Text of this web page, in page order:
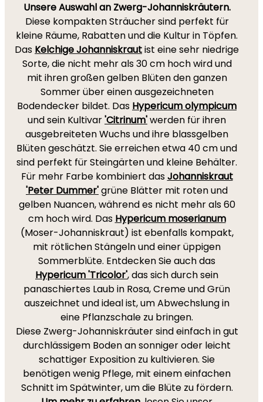
Unsere Auswahl an Zwerg-Johanniskräutern.
Diese kompakten Sträucher sind perfekt für
kleine Räume, Rabatten und die Kultur in Töpfen.
Das Kelchige Johanniskrautist eine sehr niedrige
Sorte, die nicht mehr als 30 cm hoch wird und
mit ihren großen gelben Blüten den ganzen
Sommer über einen ausgezeichneten
Bodendecker bildet. Das Hypericum olympicum
und sein Kultivar'Citrinum'werden für ihren
ausgebreiteten Wuchs und ihre blassgelben
Blüten geschätzt. Sie erreichen etwa 40 cm und
sind perfekt für Steingärten und kleine Behälter.
Für mehr Farbe kombiniert dasJohanniskraut
'Peter Dummer'grüne Blätter mit roten und
gelben Nuancen, während es nicht mehr als 60
cm hoch wird. Das Hypericum moserianum
(Moser-Johanniskraut) ist ebenfalls kompakt,
mit rötlichen Stängeln und einer üppigen
Sommerblüte. Entdecken Sie auch das
Hypericum 'Tricolor', das sich durch sein
panaschiertes Laub in Rosa, Creme und Grün
auszeichnet und ideal ist, um Abwechslung in
eine Pflanzschale zu bringen.
Diese Zwerg-Johanniskräuter sind einfach in gut
durchlässigem Boden an sonniger oder leicht
schattiger Exposition zu kultivieren. Sie
benötigen wenig Pflege, mit einem einfachen
Schnitt im Spätwinter, um die Blüte zu fördern.